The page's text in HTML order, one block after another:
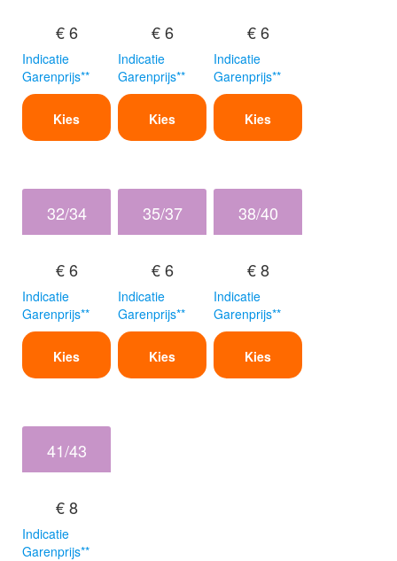
€ 6
Indicatie
Garenprijs**
Kies
€ 6
Indicatie
Garenprijs**
Kies
€ 6
Indicatie
Garenprijs**
Kies
32/34
€ 6
Indicatie
Garenprijs**
Kies
35/37
€ 6
Indicatie
Garenprijs**
Kies
38/40
€ 8
Indicatie
Garenprijs**
Kies
41/43
€ 8
Indicatie
Garenprijs**